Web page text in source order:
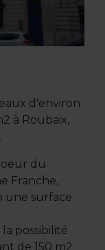
d'environ
à Roubaix,
du
Franche,
une surface
possibilité
de 150 m2